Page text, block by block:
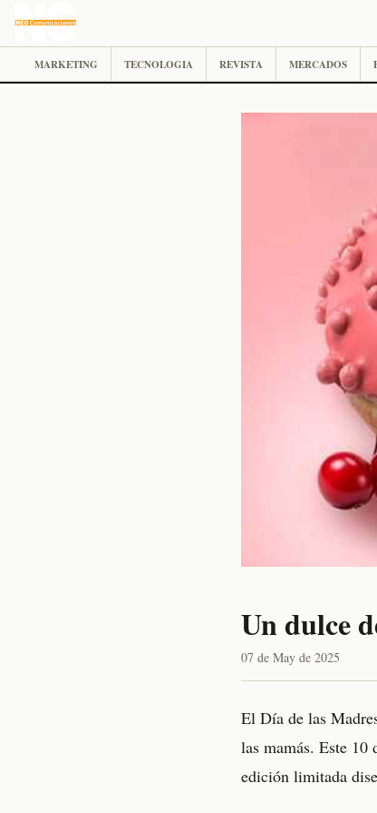
MARKETING TECNOLOGIA REVISTA MERCADOS
Un dulce
07 de May de 2025
El Día de las
las mamás. Este 10
edición limitada